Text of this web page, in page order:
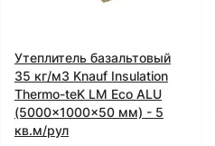
Утеплитель базальтовый
35 кг/м3 Knauf Insulation
Thermo-teK LM Eco ALU
(5000x1000x50 мм) - 5
кв.м/рул